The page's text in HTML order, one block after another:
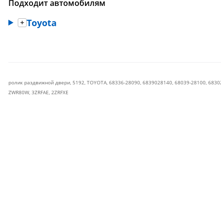
Подходит автомобилям
Toyota
ролик раздвижной двери, 5192, TOYOTA, 68336-28090, 6839028140, 68039-28100,
ZWR80W, 3ZRFAE, 2ZRFXE